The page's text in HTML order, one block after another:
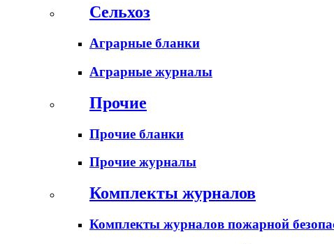
Сельхоз
Аграрные бланки
Аграрные журналы
Прочие
Прочие бланки
Прочие журналы
Комплекты журналов
Комплекты журналов пожарной